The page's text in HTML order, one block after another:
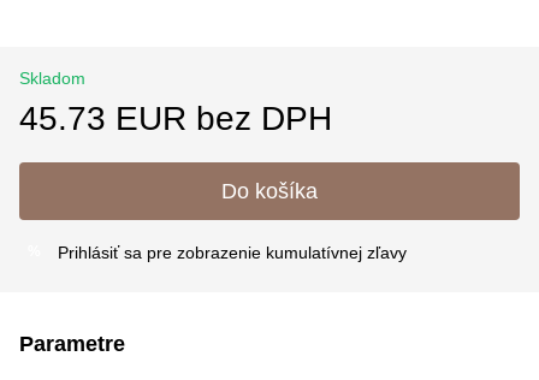
Skladom
45.73 EUR bez DPH
Do košíka
Prihlásiť sa pre zobrazenie kumulatívnej zľavy
Parametre